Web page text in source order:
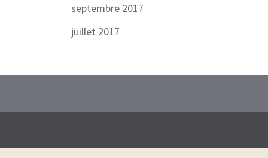
septembre 2017
juillet 2017